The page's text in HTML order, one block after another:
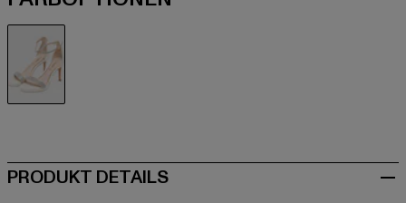
PRODUKT DETAILS